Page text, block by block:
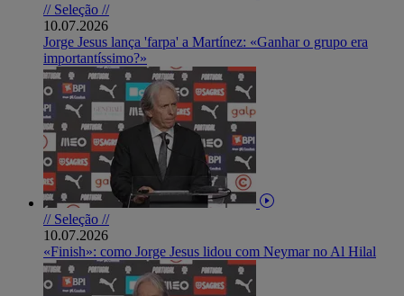
// Seleção //
10.07.2026
Jorge Jesus lança 'farpa' a Martínez: «Ganhar o grupo era
importantíssimo?»
// Seleção //
10.07.2026
«Finish»: como Jorge Jesus lidou com Neymar no Al Hilal